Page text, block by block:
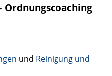
Ordnungscoaching
und Reinigung und